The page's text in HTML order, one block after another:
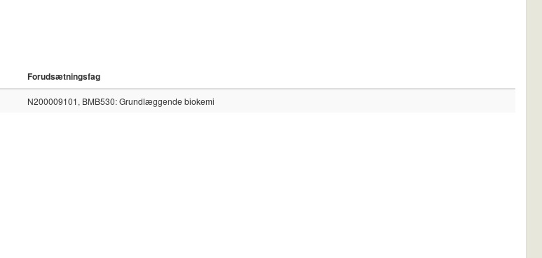
Forudsætningsfag
N200009101, BMB530: Grundlæggende biokemi